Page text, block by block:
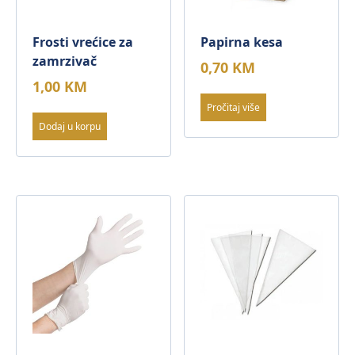
Frosti vrećice za
zamrzivač
1,00 KM
Dodaj u korpu
Papirna kesa
0,70 KM
Pročitaj više